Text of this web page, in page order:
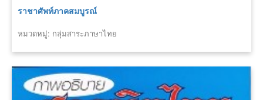
ราชาศัพท์ภาคสมบูรณ์
หมวดหมู่: กลุ่มสาระภาษาไทย